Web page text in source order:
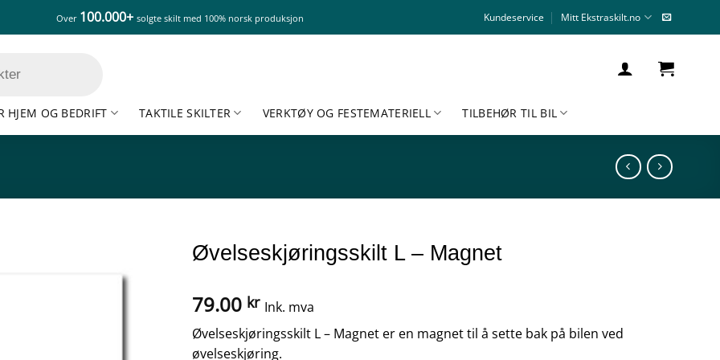
Over 100.000+ solgte skilt med 100% norsk produksjon Kundeservice Mitt Ekstraskilt.no
HJEM OG BEDRIFT TAKTILE SKILTER VERKTØY OG FESTEMATERIELL TILBEHØR TIL BIL
Øvelseskjøringsskilt L – Magnet
79.00 kr Ink. mva
Øvelseskjøringsskilt L – Magnet er en magnet til å sette bak på bilen ved
øvelseskjøring.